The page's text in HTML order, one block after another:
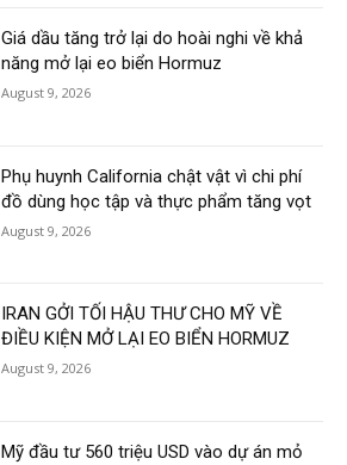
Giá dầu tăng trở lại do hoài nghi về khả
năng mở lại eo biển Hormuz
August 9, 2026
Phụ huynh California chật vật vì chi phí
đồ dùng học tập và thực phẩm tăng vọt
August 9, 2026
IRAN GỞI TỐI HẬU THƯ CHO MỸ VỀ
ĐIỀU KIỆN MỞ LẠI EO BIỂN HORMUZ
August 9, 2026
Mỹ đầu tư 560 triệu USD vào dự án mỏ